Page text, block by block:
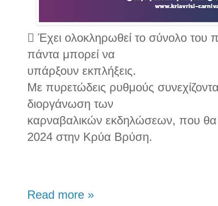
 Έχει ολοκληρωθεί το σύνολο του
πάντα μπορεί να
υπάρξουν εκπλήξεις.
Με πυρετώδεις ρυθμούς
διοργάνωση των
καρναβαλικών εκδηλώσεων, που
2024 στην Κρύα Βρύση.
Read more »